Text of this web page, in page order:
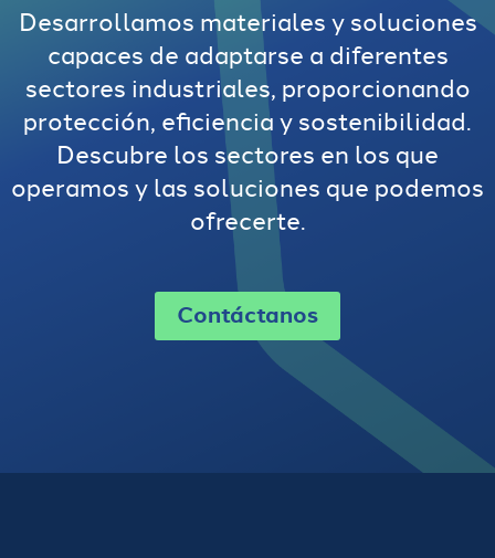
Desarrollamos materiales y soluciones
capaces de adaptarse a diferentes
sectores industriales, proporcionando
protección, eficiencia y sostenibilidad.
Descubre los sectores en los que
operamos y las soluciones que podemos
ofrecerte.
Contáctanos